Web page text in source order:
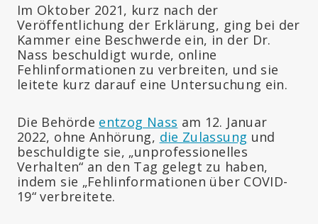
Im Oktober 2021, kurz nach der
Veröffentlichung der Erklärung, ging bei der
Kammer eine Beschwerde ein, in der Dr.
Nass beschuldigt wurde, online
Fehlinformationen zu verbreiten, und sie
leitete kurz darauf eine Untersuchung ein.
Die Behörde entzog Nass am 12. Januar
2022, ohne Anhörung, die Zulassung und
beschuldigte sie, „unprofessionelles
Verhalten“ an den Tag gelegt zu haben,
indem sie „Fehlinformationen über COVID-
19“ verbreitete.